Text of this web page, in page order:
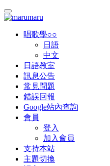
唱歌學○○
日語
中文
日語教室
訊息公告
常見問題
錯誤回報
Google站內查詢
會員
登入
加入會員
支持本站
主題切換